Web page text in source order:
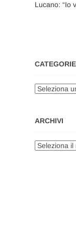
Lucano: “Io
CATEGORIE
Categorie
ARCHIVI
Archivi